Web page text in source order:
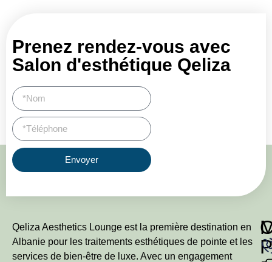
Prenez rendez-vous avec
Salon d'esthétique Qeliza
Envoyer
Qeliza Aesthetics Lounge est la première destination en
Albanie pour les traitements esthétiques de pointe et les
services de bien-être de luxe. Avec un engagement